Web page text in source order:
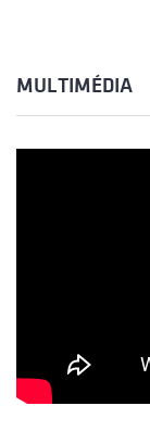
MULTIMÉDIA